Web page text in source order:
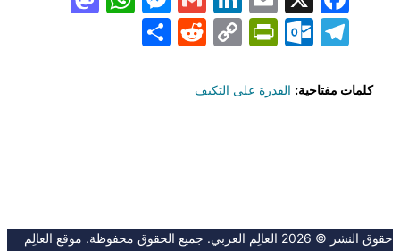
Telegram
Outlook.com
PrintFriendly
Copy
Reddit
Share
كلمات مفتاحية: القدرة على التكيف
حقوق النشر © 2026 العالِم العربي. جميع الحقوق محفوظة. موقع العالِم